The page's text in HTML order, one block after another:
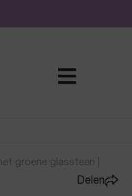
in de winkel
groene glassteen |
Delen